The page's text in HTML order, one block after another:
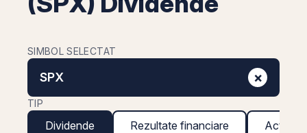
SIMBOL SELECTAT
SPX ×
TIP
Dividende Rezultate financiare Acțiuni